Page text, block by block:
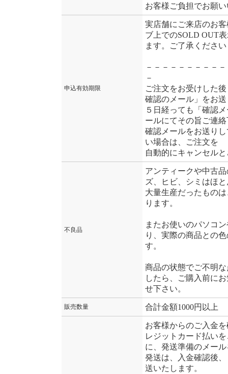
お客様ご負担でお願
申込有効期限
実店舗にご来店のお
ブ上でのSOLD OUT
ます。ご了承くださ
－－－－－－－－－
－
ご注文をお受けした
確認のメール」をお
５日経っても「確認
ールにてその旨ご連
確認メールをお送り
い場合は、ご注文を
自動的にキャンセル
不良品
アンティークや中古
ズ、ヒビ、シミはほ
大量生産だったもの
ります。
またお使いのパソコ
り、実際の商品との
す。
商品の状態でご不明
したら、ご購入前に
せ下さい。
販売数量 合計金額1000円以上
お客様からのご入金
レジットカード払い
に、発送準備のメー
発送は、入金確認後
送いたします。